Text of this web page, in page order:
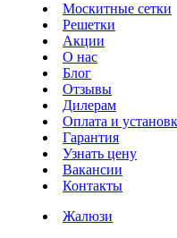
Москитные сетки
Решетки
Акции
О нас
Блог
Отзывы
Дилерам
Оплата и
Гарантия
Узнать цену
Вакансии
Контакты
Жалюзи